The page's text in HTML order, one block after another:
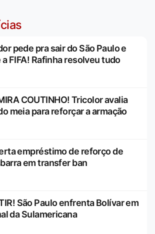
pede pra sair do São Paulo e
a FIFA! Rafinha resolveu tudo
COUTINHO! Tricolor avalia
meia para reforçar a armação
empréstimo de reforço de
em transfer ban
São Paulo enfrenta Bolívar em
da Sulamericana